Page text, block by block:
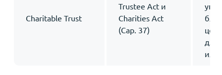
Charitable Trust
Trustee Act и
Charities Act
(Cap. 37)
для
или